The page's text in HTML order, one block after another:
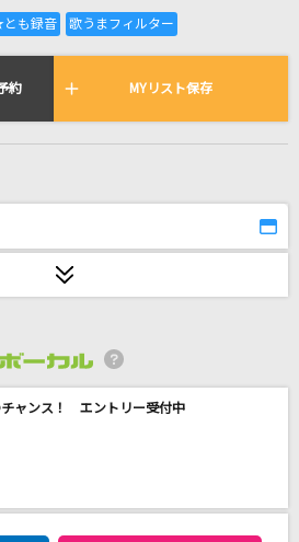
全国りれき
で歌われている曲の一覧
約 MYリスト保存
チャンス！ エントリー受付中
ーカルエントリーランキング